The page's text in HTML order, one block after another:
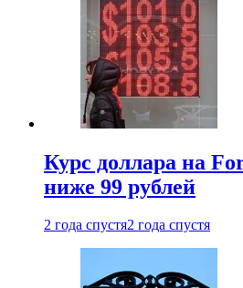
Курс доллара на
ниже 99 рублей
2 года спустя2 года спустя